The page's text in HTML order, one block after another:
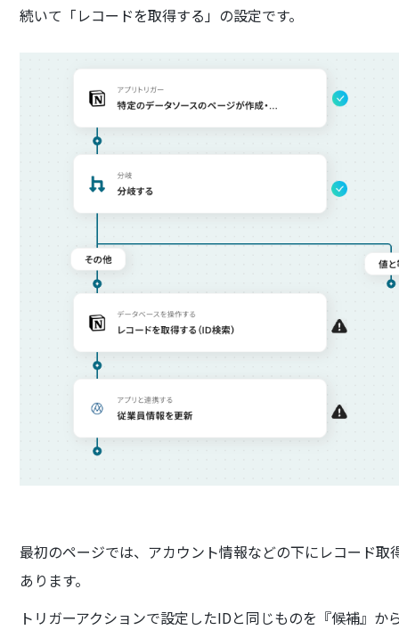
続いて「レコードを取得する」の設定です。
最初のページでは、アカウント情報などの下にレコード
あります。
トリガーアクションで設定したIDと同じものを『候補』